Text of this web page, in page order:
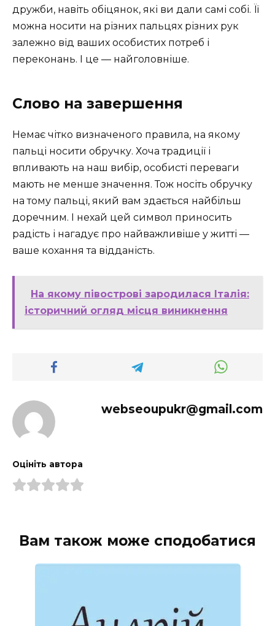
дружби, навіть обіцянок, які ви дали самі собі. Її
можна носити на різних пальцях різних рук
залежно від ваших особистих потреб і
переконань. І це — найголовніше.
Слово на завершення
Немає чітко визначеного правила, на якому
пальці носити обручку. Хоча традиції і
впливають на наш вибір, особисті переваги
мають не менше значення. Тож носіть обручку
на тому пальці, який вам здається найбільш
доречним. І нехай цей символ приносить
радість і нагадує про найважливіше у житті —
ваше кохання та відданість.
На якому півострові зародилася Італія:
історичний огляд місця виникнення
webseoupukr@gmail.com
Оцініть автора
Вам також може сподобатися